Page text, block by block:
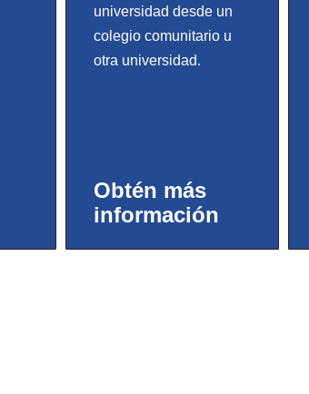
universidad desde un
colegio comunitario u
otra universidad.
Obtén más
información